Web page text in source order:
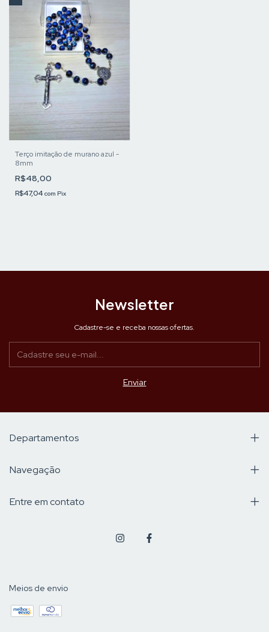
Terço imitação de murano azul -
8mm
R$48,00
R$47,04 com Pix
Newsletter
Cadastre-se e receba nossas ofertas.
Departamentos
Navegação
Entre em contato
Meios de envio